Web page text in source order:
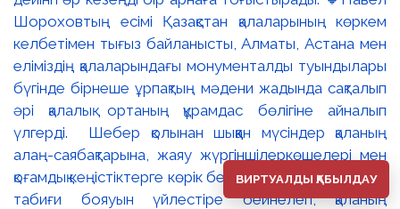
Шороховтың есімі Қазақстан қалаларының көркем
келбетімен тығыз байланысты, Алматы, Астана мен
еліміздің қалаларындағы монументалды туындылары
бүгінде бірнеше ұрпақтың мәдени жадында сақталып
әрі қалалық ортаның құрамдас бөлігіне айналып
үлгерді. Шебер қолынан шыққан мүсіндер қаланың
алаң-саябақтарына, жаяу жүргіншілеркөшелері мен
қоғамдық кеңістіктерге көрік беріп, сәулет пен өмірдің
табиғи бояуын үйлестіре бейнелеп, қаланың
ВИРТУАЛДЫ ҚАБЫЛДАУ